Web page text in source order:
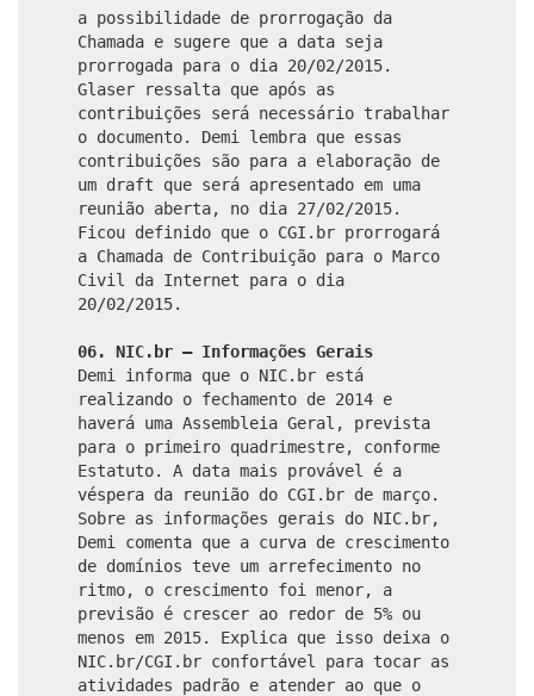
a possibilidade de prorrogação da
Chamada e sugere que a data seja
prorrogada para o dia 20/02/2015.
Glaser ressalta que após as
contribuições será necessário trabalhar
o documento. Demi lembra que essas
contribuições são para a elaboração de
um draft que será apresentado em uma
reunião aberta, no dia 27/02/2015.
Ficou definido que o CGI.br prorrogará
a Chamada de Contribuição para o Marco
Civil da Internet para o dia
20/02/2015.
06. NIC.br – Informações Gerais
Demi informa que o NIC.br está
realizando o fechamento de 2014 e
haverá uma Assembleia Geral, prevista
para o primeiro quadrimestre, conforme
Estatuto. A data mais provável é a
véspera da reunião do CGI.br de março.
Sobre as informações gerais do NIC.br,
Demi comenta que a curva de crescimento
de domínios teve um arrefecimento no
ritmo, o crescimento foi menor, a
previsão é crescer ao redor de 5% ou
menos em 2015. Explica que isso deixa o
NIC.br/CGI.br confortável para tocar as
atividades padrão e atender ao que o